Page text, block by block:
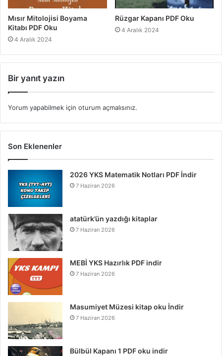
Mısır Mitolojisi Boyama
Kitabı PDF Oku
4 Aralık 2024
Rüzgar Kapanı PDF Oku
4 Aralık 2024
Bir yanıt yazın
Yorum yapabilmek için oturum açmalısınız.
Son Eklenenler
2026 YKS Matematik Notları PDF İndir
7 Haziran 2026
atatürk’ün yazdığı kitaplar
7 Haziran 2026
MEBİ YKS Hazırlık PDF indir
7 Haziran 2026
Masumiyet Müzesi kitap oku İndir
7 Haziran 2026
Bülbül Kapanı 1 PDF oku indir